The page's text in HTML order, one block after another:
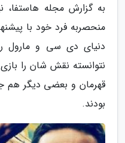
به گزارش مجله
منحصربه فرد خود با
دنیای دی سی و مارول
نتوانسته نقش شان را
قهرمان و بعضی دیگر
بودند.